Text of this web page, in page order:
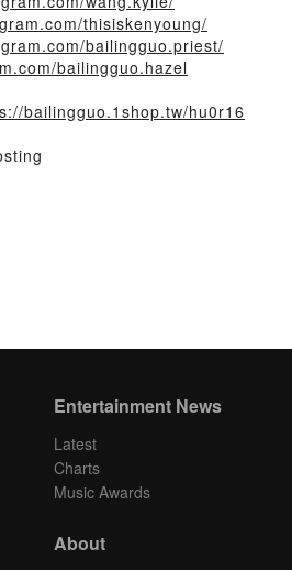
thisiskenyoung/
bailingguo.priest/
bailingguo.hazel
bailingguo.1shop.tw/hu0r16
Entertainment News
Latest
Charts
Music Awards
About